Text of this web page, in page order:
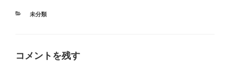
カ
未分類
コメントを残す